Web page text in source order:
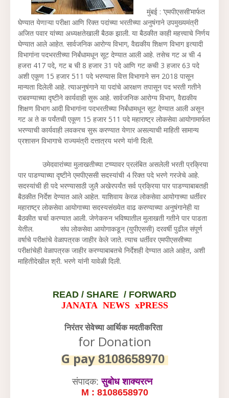
मुंबई : ‘एमपीएससी’मार्फत
घेण्यात येणाऱ्या परीक्षा आणि रिक्‍त पदांच्या भरतीच्या अनुषंगाने उपमुख्यमंत्री
अजित पवार यांच्या अध्यक्षतेखाली बैठक झाली. या बैठकीत काही महत्त्वाचे निर्णय
घेण्यात आले आहेत. सार्वजनिक आरोग्य विभाग, वैद्यकीय शिक्षण विभाग इत्यादी
विभागांना पदभरतीच्या निर्बंधामधून सूट देण्यात आली आहे. तसेच गट अ ची 4
हजरा 417 पदे, गट ब ची 8 हजार 31 पदे आणि गट कची 3 हजार 63 पदे
अशी एकूण 15 हजार 511 पदे भरण्यास वित्त विभागाने सन 2018 पासून
मान्यता दिलेली आहे. त्याअनुषंगाने या पदांचे आरक्षण तपासून पद भरती गतीने
राबवण्याच्या दृष्टीने कार्यवाही सुरू आहे. सार्वजनिक आरोग्य विभाग, वैद्यकीय
शिक्षण विभाग आदी विभागांना पदभरतीच्या निर्बंधामधून सूट देण्यात आली असून
गट अ ते क पर्यंतची एकूण 15 हजार 511 पदे महाराष्ट्र लोकसेवा आयोगामार्फत
भरण्याची कार्यवाही लवकरच सुरू करण्यात येणार असल्याची माहिती सामान्य
प्रशासन विभागाचे राज्यमंत्री दत्तात्रय भरणे यांनी दिली.
उमेदवारांच्या मुलाखतीच्या टप्प्यावर प्रलंबित असलेली भरती प्रक्रिया
पार पाडण्याच्या दृष्टीने एमपीएससी सदस्यांची 4 रिक्त पदे भरणे गरजेचे आहे.
सदस्यांची ही पदे भरण्यासाठी जुलै अखेरपर्यंत सर्व प्रक्रिया पार पाडण्याबाबतही
बैठकीत निर्देश देण्यात आले आहेत. याशिवाय केरळ लोकसेवा आयोगाच्या धर्तीवर
महाराष्ट्र लोकसेवा आयोगाच्या सदस्यसंख्येत वाढ करण्याच्या अनुषंगानेही या
बैठकीत चर्चा करण्यात आली. जेणेकरुन भविष्यातील मुलाखती गतीने पार पाडता
येतील. संघ लोकसेवा आयोगाकडून (युपीएससी) दरवर्षी पुढील संपूर्ण
वर्षाचे परीक्षांचे वेळापत्रक जाहीर केले जाते. त्याच धर्तीवर एमपीएससीच्या
परीक्षांचेही वेळापत्रक जाहीर करण्याबाबतचे निर्देशही देण्यात आले आहेत, अशी
माहितीदेखील श्री. भरणे यांनी यावेळी दिली.
READ / SHARE / FORWARD
JANATA NEWS xPRESS
निरंतर सेवेच्या आर्थिक मदतीकरिता
for Donation
G pay8108658970
संपादक:सुबोध शाक्यरत्न
M : 8108658970